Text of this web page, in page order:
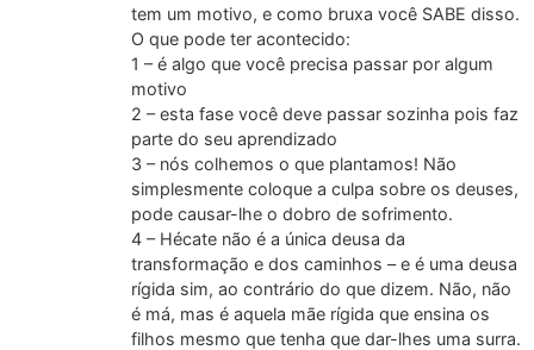
tem um motivo, e como bruxa você SABE disso.
O que pode ter acontecido:
1 – é algo que você precisa passar por algum
motivo
2 – esta fase você deve passar sozinha pois faz
parte do seu aprendizado
3 – nós colhemos o que plantamos! Não
simplesmente coloque a culpa sobre os deuses,
pode causar-lhe o dobro de sofrimento.
4 – Hécate não é a única deusa da
transformação e dos caminhos – e é uma deusa
rígida sim, ao contrário do que dizem. Não, não
é má, mas é aquela mãe rígida que ensina os
filhos mesmo que tenha que dar-lhes uma surra.